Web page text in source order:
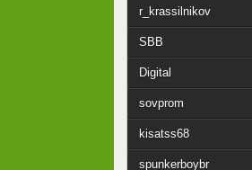
r_krassilnikov
SBB
Digital
sovprom
kisatss68
spunkerboybr